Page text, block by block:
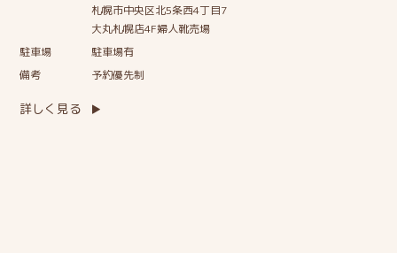
札幌市中央区北5条西4丁目7
大丸札幌店4F婦人靴売場
駐車場
駐車場有
備考
予約優先制
詳しく見る